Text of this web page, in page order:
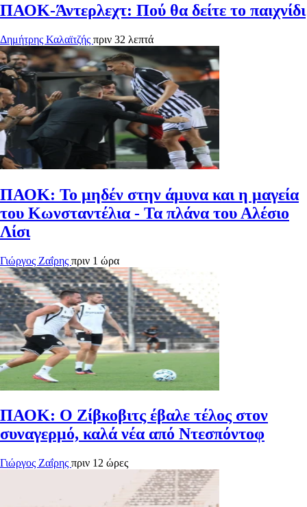
ΠΑΟΚ-Άντερλεχτ: Πού θα δείτε το παιχνίδι
Δημήτρης Καλαϊτζής πριν 32 λεπτά
ΠΑΟΚ: Το μηδέν στην άμυνα και η μαγεία
του Κωνσταντέλια - Τα πλάνα του Αλέσιο
Λίσι
Γιώργος Ζαΐρης πριν 1 ώρα
ΠΑΟΚ: Ο Ζίβκοβιτς έβαλε τέλος στον
συναγερμό, καλά νέα από Ντεσπόντοφ
Γιώργος Ζαΐρης πριν 12 ώρες